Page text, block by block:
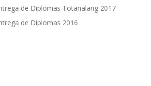
de Diplomas Totanalang 2017
de Diplomas 2016